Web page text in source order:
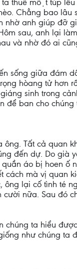
thuê một túp lều
Chẳng bao
anh giúp đỡ
sau, anh lại
và nhờ đó ai
sống giữa đám
hòang tử hơn
sinh trong
để ban cho
Tất cả quan
đến dự. Do già
áo bị hoen ố
cách mà vị quan
lại cố tình té
nữa. Sau đó
ta hiểu
như chúng